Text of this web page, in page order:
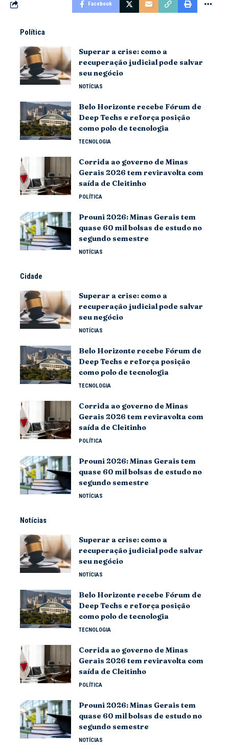
Facebook
Política
Superar a crise: como a
recuperação judicial pode salvar
seu negócio
NOTÍCIAS
Belo Horizonte recebe Fórum de
Deep Techs e reforça posição
como polo de tecnologia
TECNOLOGIA
Corrida ao governo de Minas
Gerais 2026 tem reviravolta com
saída de Cleitinho
POLÍTICA
Prouni 2026: Minas Gerais tem
quase 60 mil bolsas de estudo no
segundo semestre
NOTÍCIAS
Cidade
Superar a crise: como a
recuperação judicial pode salvar
seu negócio
NOTÍCIAS
Belo Horizonte recebe Fórum de
Deep Techs e reforça posição
como polo de tecnologia
TECNOLOGIA
Corrida ao governo de Minas
Gerais 2026 tem reviravolta com
saída de Cleitinho
POLÍTICA
Prouni 2026: Minas Gerais tem
quase 60 mil bolsas de estudo no
segundo semestre
NOTÍCIAS
Notícias
Superar a crise: como a
recuperação judicial pode salvar
seu negócio
NOTÍCIAS
Belo Horizonte recebe Fórum de
Deep Techs e reforça posição
como polo de tecnologia
TECNOLOGIA
Corrida ao governo de Minas
Gerais 2026 tem reviravolta com
saída de Cleitinho
POLÍTICA
Prouni 2026: Minas Gerais tem
quase 60 mil bolsas de estudo no
segundo semestre
NOTÍCIAS